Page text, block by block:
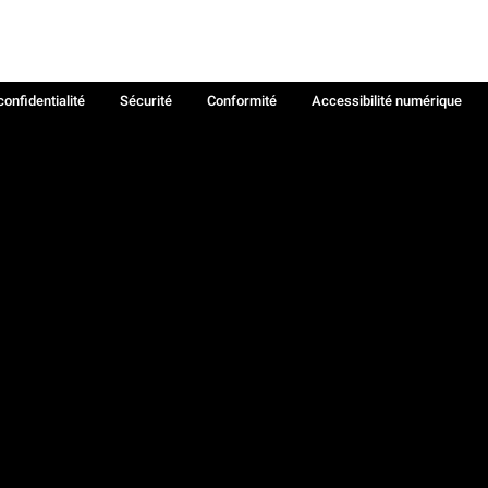
Sécurité Conformité
Accessibilité numérique